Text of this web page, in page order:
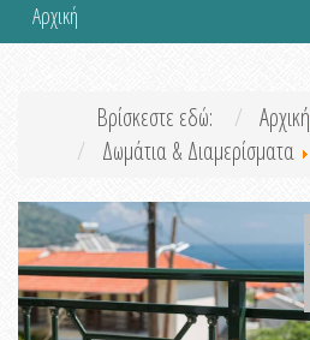
Αρχική
Βρίσκεστε εδώ: Αρχική
Δωμάτια & Διαμερίσματα